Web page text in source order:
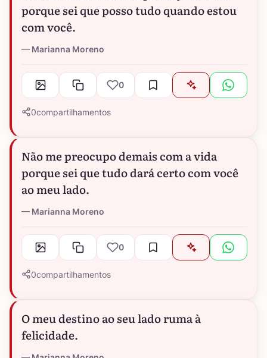
porque sei que posso tudo quando estou
com você.
Marianna Moreno
0
0compartilhamentos
Não me preocupo demais com a vida
porque sei que tudo dará certo com você
ao meu lado.
Marianna Moreno
0
0compartilhamentos
O meu destino ao seu lado ruma à
felicidade.